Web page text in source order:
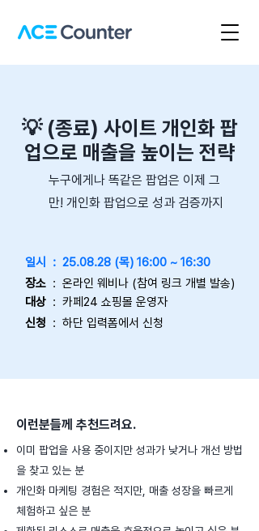
💡 (종료) 사이트 개인화 팝
업으로 매출을 높이는 전략
누구에게나 똑같은 팝업은 이제 그
만! 개인화 팝업으로 성과 검증까지
​일시 : 25.08.28 (목) 16:00 ~ 16:30
장소 : 온라인 웨비나 (참여 링크 개별 발송)
대상 : 카페24 쇼핑몰 운영자
신청 : 하단 입력폼에서 신청
이런분들께 추천드려요.
이미 팝업을 사용 중이지만 성과가 낮거나 개선 방법
을 찾고 있는 분
개인화 마케팅 경험은 적지만, 매출 성장을 빠르게
체험하고 싶은 분